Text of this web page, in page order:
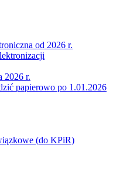
od 2026 r.
2026 r.
papierowo po 1.01.2026
(do KPiR)